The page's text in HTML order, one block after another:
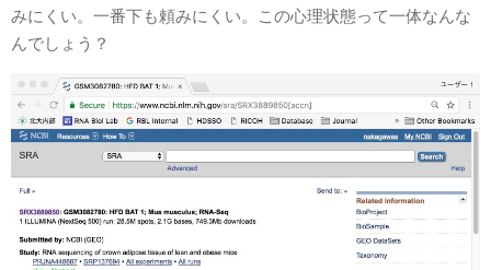
みにくい。一番下も頼みにくい。この心理状態って一体なんな
んでしょう？